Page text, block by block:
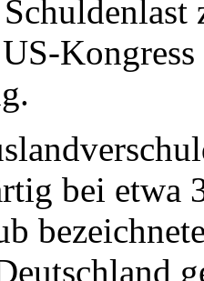
bei